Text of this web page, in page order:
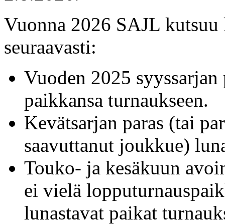
Vuonna 2026 SAJL
seuraavasti:
Vuoden 2025
paikkansa turnaukseen.
Kevätsarjan paras (tai
saavuttanut joukkue)
Touko- ja kesäkuun
ei vielä
lunastavat paikat